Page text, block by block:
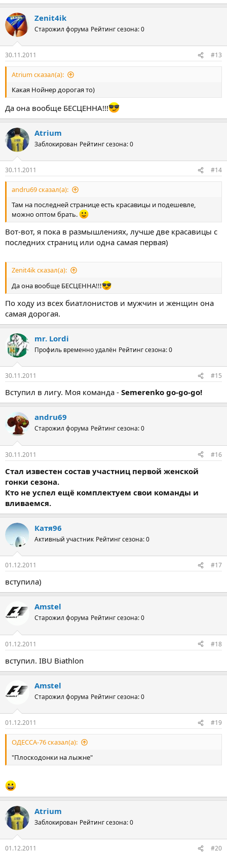
Zenit4ik
Старожил форума Рейтинг сезона: 0
30.11.2011 #13
Atrium сказал(а):
Какая Нойнер дорогая то)
Да она вообще БЕСЦЕННА!!!
Atrium
Заблокирован Рейтинг сезона: 0
30.11.2011 #14
andru69 сказал(а):
Там на последней странице есть красавицы и подешевле,
можно оптом брать.
Вот-вот, я пока в размышлениях, лучше две красавицы с
последних страниц или одна самая первая)
Zenit4ik сказал(а):
Да она вообще БЕСЦЕННА!!!
По ходу из всех биатлонистов и мужчин и женщин она
самая дорогая.
mr. Lordi
Профиль временно удалён Рейтинг сезона: 0
30.11.2011 #15
Вступил в лигу. Моя команда - Semerenko go-go-go!
andru69
Старожил форума Рейтинг сезона: 0
30.11.2011 #16
Стал известен состав участниц первой женской
гонки сезона.
Кто не успел ещё комплектуем свои команды и
вливаемся.
Катя96
Активный участник Рейтинг сезона: 0
01.12.2011 #17
вступила)
Amstel
Старожил форума Рейтинг сезона: 0
01.12.2011 #18
вступил. IBU Biathlon
Amstel
Старожил форума Рейтинг сезона: 0
01.12.2011 #19
ОДЕССА-76 сказал(а):
"Плоскодонки на лыжне"
Atrium
Заблокирован Рейтинг сезона: 0
01.12.2011 #20